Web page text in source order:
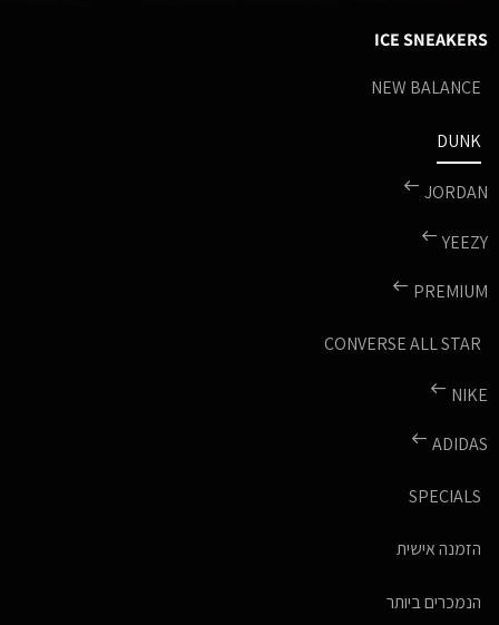
ICE SNEAKERS
NEW BALANCE
DUNK
JORDAN
YEEZY
PREMIUM
CONVERSE ALL STAR
NIKE
ADIDAS
SPECIALS
הזמנה אישית
הנמכרים ביותר